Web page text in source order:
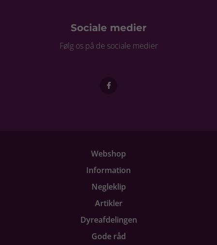
Sociale medier
Følg os på de sociale medier
Webshop
Information
Negleklip
Artikler
Dyreafdelingen
Gode råd